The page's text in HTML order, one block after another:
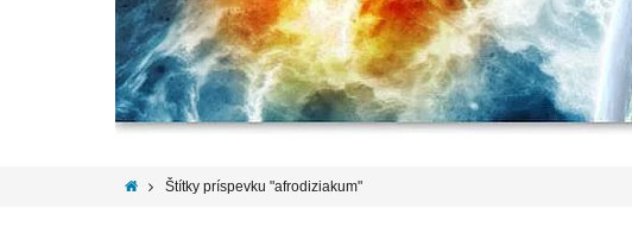
Štítky príspevku "afrodiziakum"